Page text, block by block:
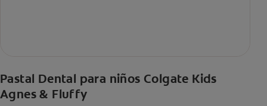
Pastal Dental para niños Colgate Kids
Agnes & Fluffy